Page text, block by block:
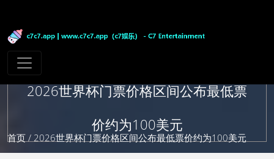
2026世界杯门票价格区间公布最低票
价约为100美元
首页 / 2026世界杯门票价格区间公布最低票价约为100美元